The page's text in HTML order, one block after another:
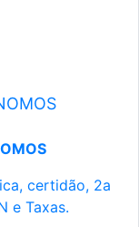
certidão, 2a
e Taxas.